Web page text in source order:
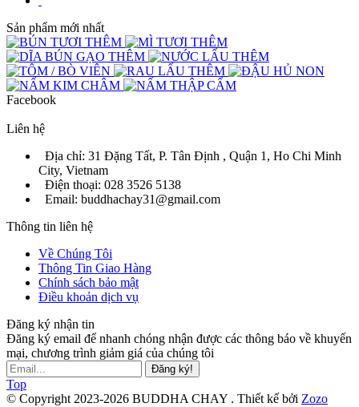
Sản phẩm mới nhất
Facebook
Liên hệ
Địa chỉ: 31 Đặng Tất, P. Tân Định , Quận 1, Ho Chi Minh
City, Vietnam
Điện thoại: 028 3526 5138
Email: buddhachay31@gmail.com
Thông tin liên hệ
Về Chúng Tôi
Thông Tin Giao Hàng
Chính sách bảo mật
Điều khoản dịch vụ
Đăng ký nhận tin
Đăng ký email để nhanh chóng nhận được các thông báo về khuyến
mại, chương trình giảm giá của chúng tôi
Đăng ký!
Top
© Copyright 2023-2026 BUDDHA CHAY . Thiết kế bởi Zozo